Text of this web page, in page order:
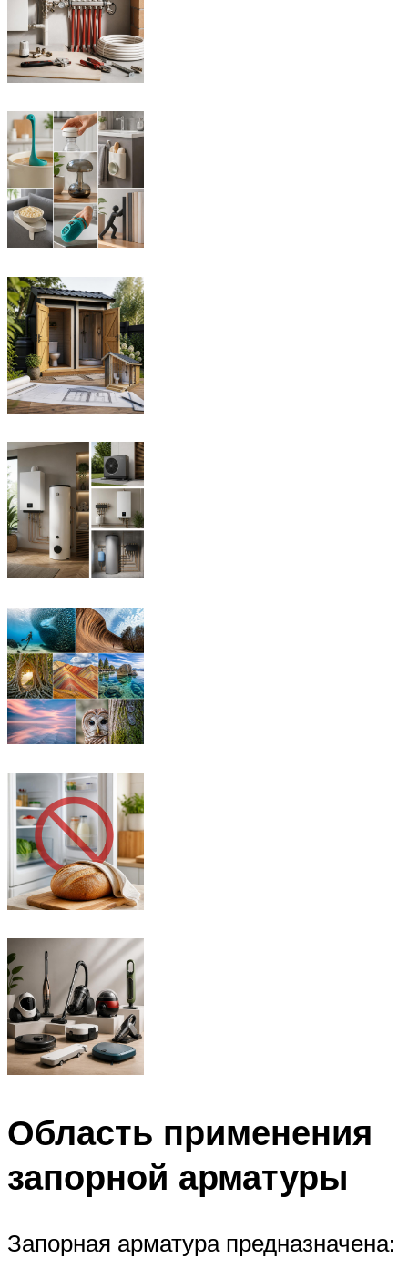
Область применения
запорной арматуры
Запорная арматура предназначена: